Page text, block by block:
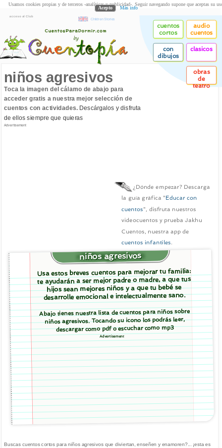
acceso al Club
Children Stories
cuentos
cortos
audio
cuentos
con
dibujos
clasicos
obras
de
teatro
niños agresivos
Toca la imagen del cálamo de abajo para
acceder gratis a nuestra mejor selección de
cuentos con actividades.Descárgalos y disfruta
de ellos siempre que quieras
Advertisement
¿Dónde empezar? Descarga
la guía gráfica "Educar con
cuentos", disfruta nuestros
videocuentos y prueba Jakhu
Cuentos, nuestra app de
cuentos infantiles.
niños agresivos
Usa estos breves cuentos para mejorar tu familia:
te ayudarán a ser mejor padre o madre, a que tus
hijos sean mejores niños y a que tu bebé se
desarrolle emocional e intelectualmente sano.
Abajo tienes nuestra lista de cuentos para niños sobre
niños agresivos. Tocando su icono los podrás leer,
descargar como pdf o escuchar como mp3
Advertisement
Buscas cuentos cortos para niños agresivos que diviertan, enseñen y enamoren?... ¡esta es
Usamos cookies propias y de terceros -analíticas y publicidad-. Seguir navegando supone que aceptas su
Acepto Más info